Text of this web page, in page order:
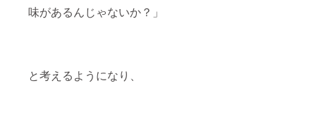
味があるんじゃないか？」
と考えるようになり、